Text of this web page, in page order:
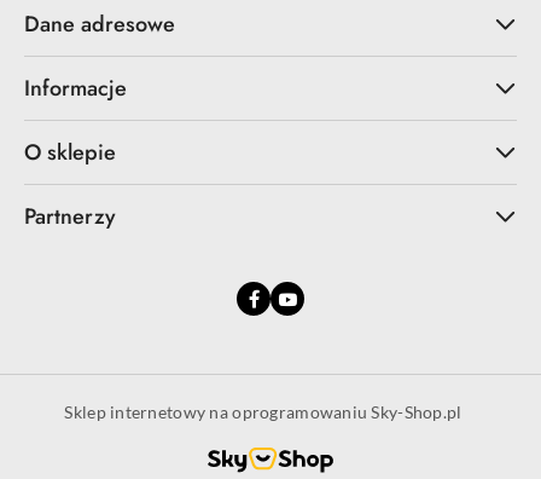
Dane adresowe
Informacje
O sklepie
Partnerzy
Sklep internetowy na oprogramowaniu Sky-Shop.pl